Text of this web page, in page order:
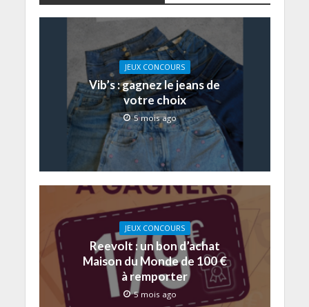
JEUX CONCOURS
Vib’s : gagnez le jeans de
votre choix
5 mois ago
JEUX CONCOURS
Reevolt : un bon d’achat
Maison du Monde de 100 €
à remporter
5 mois ago